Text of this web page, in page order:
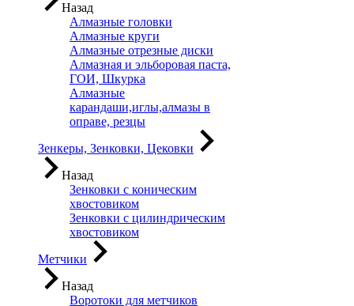
Назад
Алмазные головки
Алмазные круги
Алмазные отрезные диски
Алмазная и эльборовая паста,
ГОИ, Шкурка
Алмазные
карандаши,иглы,алмазы в
оправе, резцы
Зенкеры, Зенковки, Цековки
Назад
Зенковки с коническим
хвостовиком
Зенковки с цилиндрическим
хвостовиком
Метчики
Назад
Воротоки для метчиков